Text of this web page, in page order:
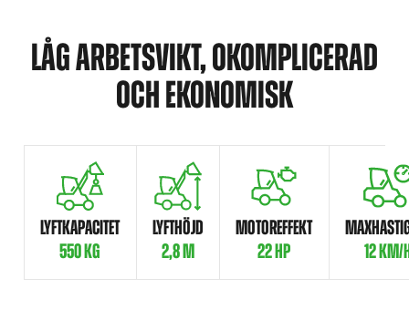
LÅG ARBETSVIKT, OKOMPLICERAD
OCH EKONOMISK
LYFTKAPACITET
550 KG
LYFTHÖJD
2,8 M
MOTOREFFEKT
22 HP
12 KM/